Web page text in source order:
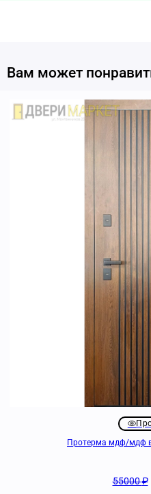
Вам может
Протерма мдф/мдф
55000₽